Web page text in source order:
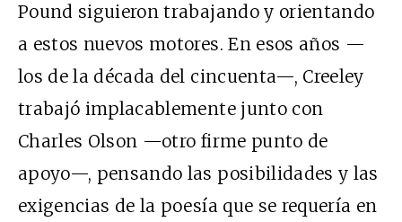
Pound siguieron trabajando y orientando
a estos nuevos motores. En esos años —
los de la década del cincuenta—, Creeley
trabajó implacablemente junto con
Charles Olson —otro firme punto de
apoyo—, pensando las posibilidades y las
exigencias de la poesía que se requería en